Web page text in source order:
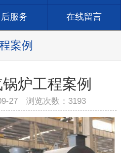
服务 在线留言
案例
炉工程案例
27 浏览次数： 3193